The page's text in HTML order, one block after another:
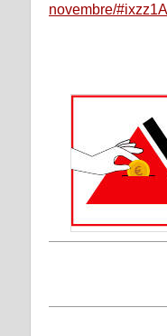
novembre/